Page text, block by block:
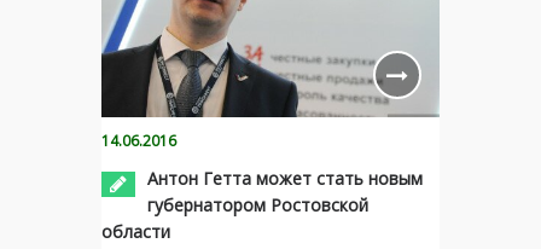
14.06.2016
Антон Гетта может стать новым
губернатором Ростовской
области